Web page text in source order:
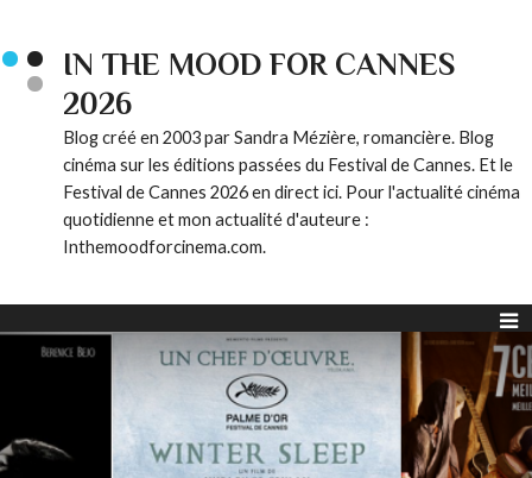
IN THE MOOD FOR CANNES
2026
Blog créé en 2003 par Sandra Mézière, romancière. Blog
cinéma sur les éditions passées du Festival de Cannes. Et le
Festival de Cannes 2026 en direct ici. Pour l'actualité cinéma
quotidienne et mon actualité d'auteure :
Inthemoodforcinema.com.